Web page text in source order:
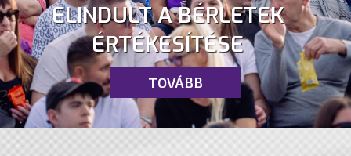
ELINDULT A BÉRLETEK
ÉRTÉKESÍTÉSE
TOVÁBB